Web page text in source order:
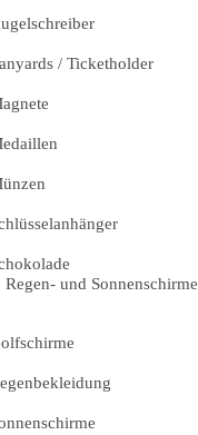
/ Ticketholder
Regen- und Sonnenschirme